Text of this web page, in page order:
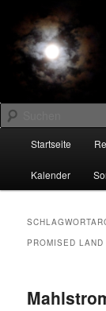
primären
Inhalt
springen
sekundären
Inhalt
springenDARK-
Suchen
Startseite
Kalender
PROMISED LAND